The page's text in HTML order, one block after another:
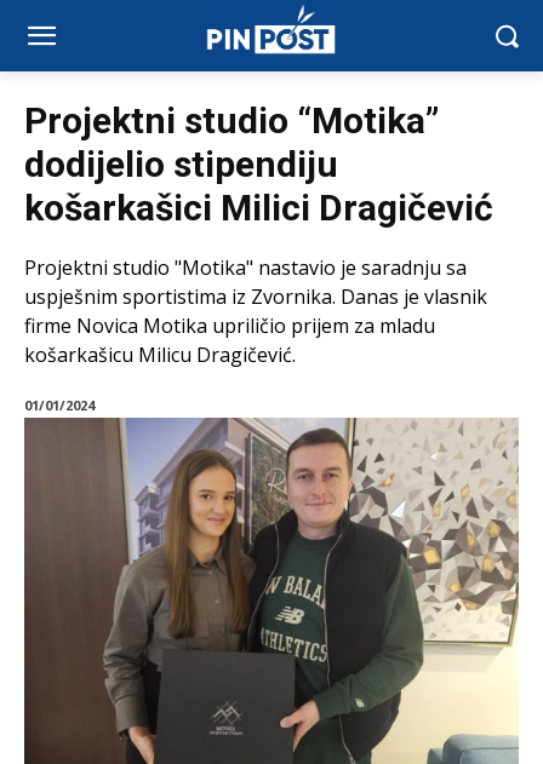
Projektni studio “Motika”
dodijelio stipendiju
košarkašici Milici Dragičević
Projektni studio "Motika" nastavio je saradnju sa
uspješnim sportistima iz Zvornika. Danas je vlasnik
firme Novica Motika upriličio prijem za mladu
košarkašicu Milicu Dragičević.
01/01/2024